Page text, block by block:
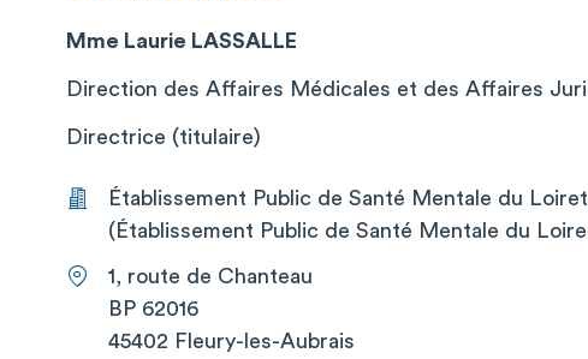
Mme Laurie LASSALLE
Direction des Affaires Médicales et des Affaires
Directrice (titulaire)
Établissement Public de Santé Mentale du
(Établissement Public de Santé Mentale du
1, route de Chanteau
BP 62016
45402 Fleury-les-Aubrais